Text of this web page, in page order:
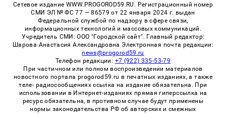
Сетевое издание WWW.PROGOROD59.RU. Регистрационный номер
СМИ ЭЛ № ФС 77 — 86579 от 22 января 2024 г. выдан
Федеральной службой по надзору в сфере связи,
информационных технологий и массовых коммуникаций.
Учредитель СМИ: ООО "Городской сайт". Главный редактор:
Шарова Анастасия Александровна Электронная почта редакции:
news@progorod59.ru
Телефон редакции: +7 (922) 335-53-79
При частичном или полном воспроизведении материалов
новостного портала progorod59.ru в печатных изданиях, а также
теле- радиосообщениях ссылка на издание обязательна. При
использовании в Интернет-изданиях прямая гиперссылка на
ресурс обязательна, в противном случае будут применены
нормы законодательства РФ об авторских и смежных